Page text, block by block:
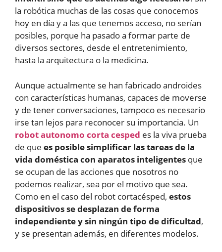
la robótica muchas de las cosas que conocemos
hoy en día y a las que tenemos acceso, no serían
posibles, porque ha pasado a formar parte de
diversos sectores, desde el entretenimiento,
hasta la arquitectura o la medicina.
Aunque actualmente se han fabricado androides
con características humanas, capaces de moverse
y de tener conversaciones, tampoco es necesario
irse tan lejos para reconocer su importancia. Un
robot autonomo corta cesped es la viva prueba
de que es posible simplificar las tareas de la
vida doméstica con aparatos inteligentes que
se ocupan de las acciones que nosotros no
podemos realizar, sea por el motivo que sea.
Como en el caso del robot cortacésped, estos
dispositivos se desplazan de forma
independiente y sin ningún tipo de dificultad,
y se presentan además, en diferentes modelos.